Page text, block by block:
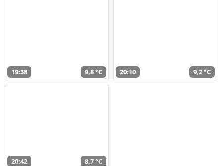
19:38 9,8 °C 20:10 9,2 °C
20:42 8,7 °C